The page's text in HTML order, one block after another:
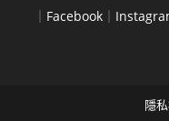
｜ Facebook ｜
隱